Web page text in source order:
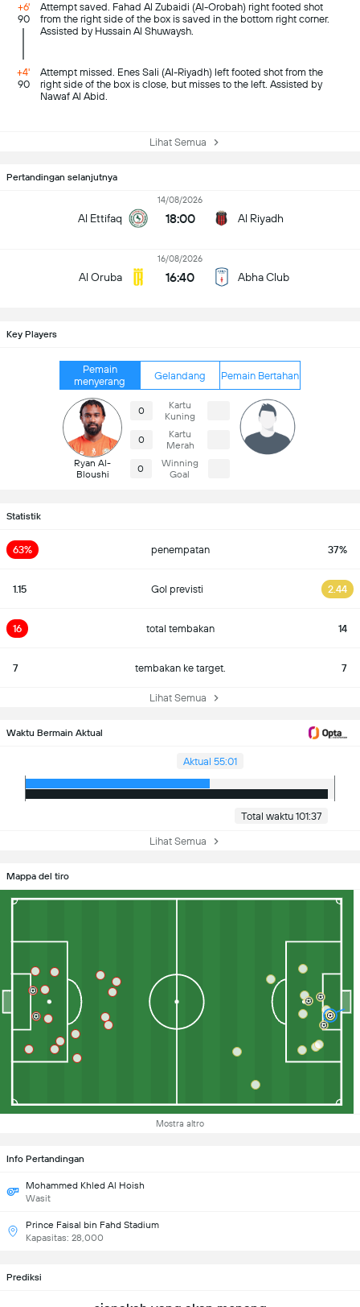
+6'
90
Attempt saved. Fahad Al Zubaidi (Al-Orobah) right footed shot
from the right side of the box is saved in the bottom right corner.
Assisted by Hussain Al Shuwaysh.
+4'
90
Attempt missed. Enes Sali (Al-Riyadh) left footed shot from the
right side of the box is close, but misses to the left. Assisted by
Nawaf Al Abid.
Lihat Semua
Pertandingan selanjutnya
Al Ettifaq
14/08/2026
18:00 Al Riyadh
Al Oruba
16/08/2026
16:40 Abha Club
Key Players
Pemain
menyerang
Gelandang Pemain Bertahan
Ryan Al-
Bloushi
0
Kartu
Kuning
0
Kartu
Merah
0
Winning
Goal
Statistik
63% penempatan 37%
1.15 Gol previsti 2.44
16 total tembakan 14
7 tembakan ke target. 7
Lihat Semua
Waktu Bermain Aktual
Aktual 55:01
Total waktu 101:37
Lihat Semua
Mappa del tiro
Mostra altro
Info Pertandingan
Mohammed Khled Al Hoish
Wasit
Prince Faisal bin Fahd Stadium
Kapasitas: 28,000
Prediksi